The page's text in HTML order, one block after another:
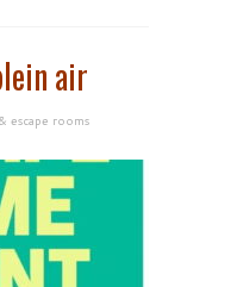
air
escape rooms